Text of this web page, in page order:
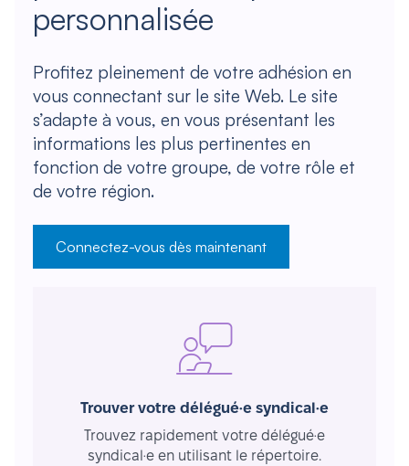
personnalisée
Profitez pleinement de votre adhésion en
vous connectant sur le site Web. Le site
s’adapte à vous, en vous présentant les
informations les plus pertinentes en
fonction de votre groupe, de votre rôle et
de votre région.
Connectez-vous dès maintenant
Trouver votre délégué·e syndical·e
Trouvez rapidement votre délégué·e
syndical·e en utilisant le répertoire.